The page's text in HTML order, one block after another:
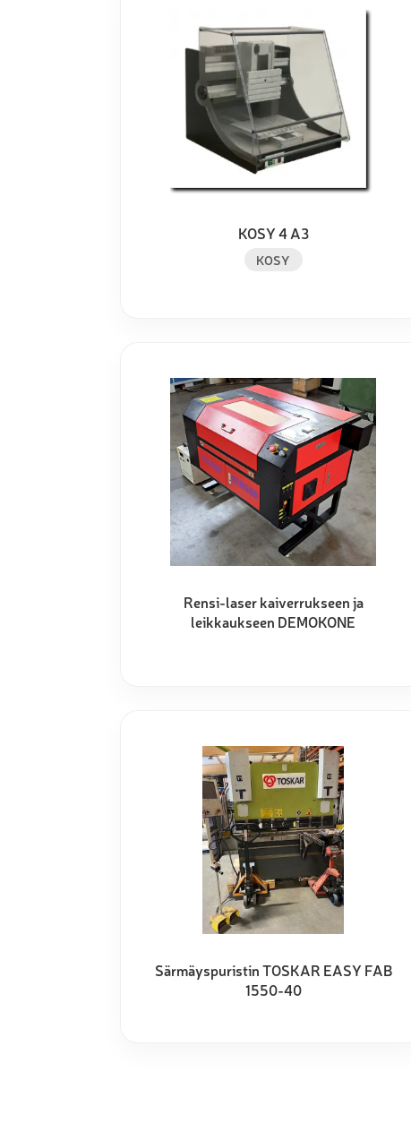
KOSY 4 A3
KOSY
Rensi-laser kaiverrukseen ja
leikkaukseen DEMOKONE
Särmäyspuristin TOSKAR EASY FAB
1550-40